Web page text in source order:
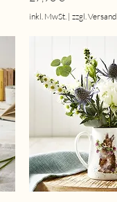
inkl. MwSt. | zzgl. Versand